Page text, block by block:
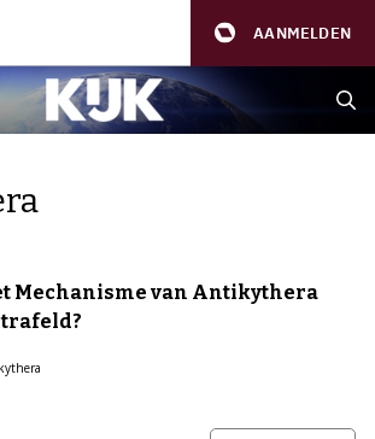
AANMELDEN
Mechanisme van Antikythera